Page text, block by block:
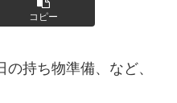
コピー
持ち物準備、など、